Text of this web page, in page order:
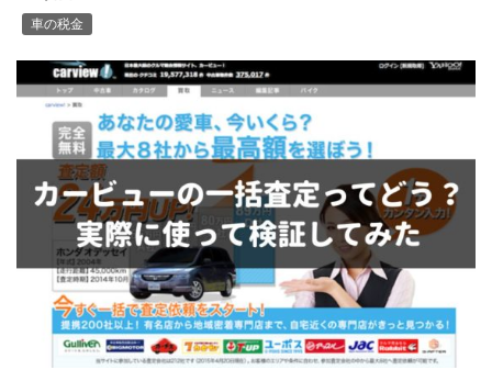
車の税金